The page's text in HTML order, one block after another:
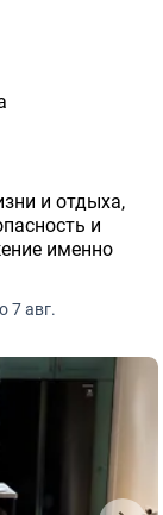
и отдыха,
и
7 авг.